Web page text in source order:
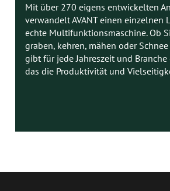
Mit über 270 eigens entwickelten
verwandelt AVANT einen einzelnen
echte Multifunktionsmaschine. Ob
graben, kehren, mähen oder
gibt für jede Jahreszeit und
das die Produktivität und